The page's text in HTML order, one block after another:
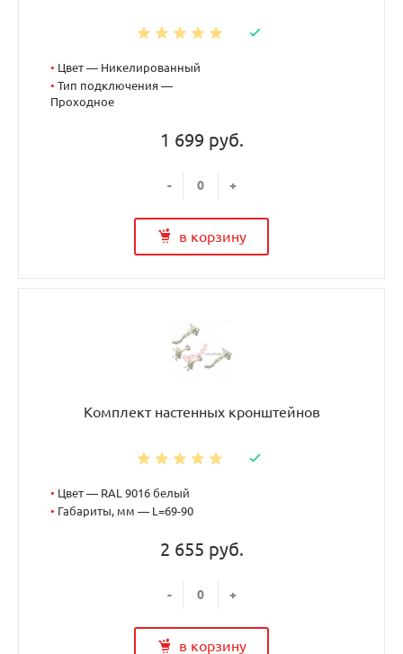
• Цвет — Никелированный
• Тип подключения —
Проходное
1 699 руб.
- +
в корзину
Комплект настенных кронштейнов
• Цвет — RAL 9016 белый
• Габариты, мм — L=69-90
2 655 руб.
- +
в корзину